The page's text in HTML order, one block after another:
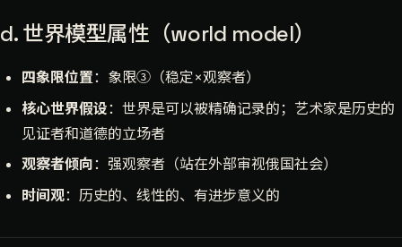
d. 世界模型属性（world model）
四象限位置：象限③（稳定×观察者）
核心世界假设：世界是可以被精确记录的；艺术家是历史的
见证者和道德的立场者
观察者倾向：强观察者（站在外部审视俄国社会）
时间观：历史的、线性的、有进步意义的